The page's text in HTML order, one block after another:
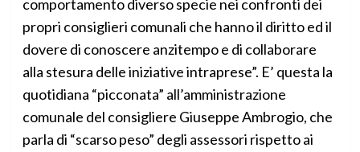
comportamento diverso specie nei confronti dei
propri consiglieri comunali che hanno il diritto ed il
dovere di conoscere anzitempo e di collaborare
alla stesura delle iniziative intraprese”. E’ questa la
quotidiana “picconata” all’amministrazione
comunale del consigliere Giuseppe Ambrogio, che
parla di “scarso peso” degli assessori rispetto ai